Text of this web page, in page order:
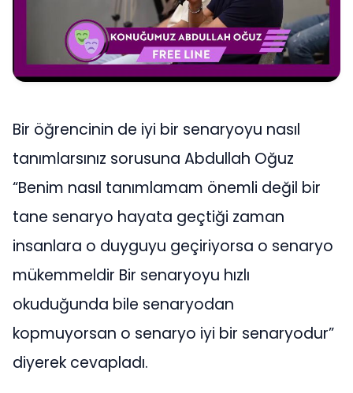
Bir öğrencinin de iyi bir senaryoyu nasıl
tanımlarsınız sorusuna Abdullah Oğuz
“Benim nasıl tanımlamam önemli değil bir
tane senaryo hayata geçtiği zaman
insanlara o duyguyu geçiriyorsa o senaryo
mükemmeldir Bir senaryoyu hızlı
okuduğunda bile senaryodan
kopmuyorsan o senaryo iyi bir senaryodur”
diyerek cevapladı.